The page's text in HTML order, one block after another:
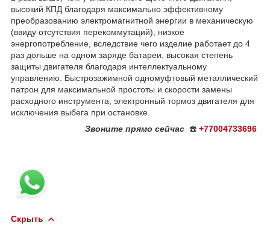
высокий КПД благодаря максимально эффективному
преобразованию электромагнитной энергии в механическую
(ввиду отсутствия перекоммутаций), низкое
энергопотребление, вследствие чего изделие работает до 4
раз дольше на одном заряде батареи, высокая степень
защиты двигателя благодаря интеллектуальному
управлению. Быстрозажимной одномуфтовый металлический
патрон для максимальной простоты и скорости замены
расходного инструмента, электронный тормоз двигателя для
исключения выбега при остановке.
Звоните прямо сейчас ☎️ +77004733696
Скрыть